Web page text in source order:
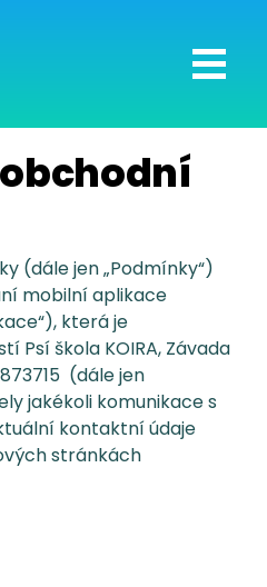
(dále jen „Podmínky“)
mobilní aplikace
která je
Psí škola KOIRA, Závada
(dále jen
jakékoli komunikace s
kontaktní údaje
stránkách